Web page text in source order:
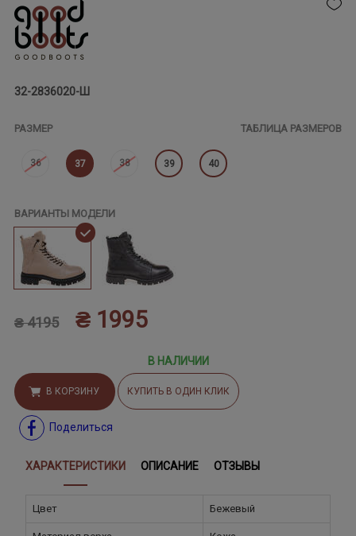
32-2836020-Ш
РАЗМЕР ТАБЛИЦА РАЗМЕРОВ
36 37 38 39 40
ВАРИАНТЫ МОДЕЛИ
₴ 4195 ₴ 1995
В НАЛИЧИИ
В КОРЗИНУ КУПИТЬ В ОДИН КЛИК
Поделиться
ХАРАКТЕРИСТИКИ ОПИСАНИЕ ОТЗЫВЫ
Цвет Бежевый